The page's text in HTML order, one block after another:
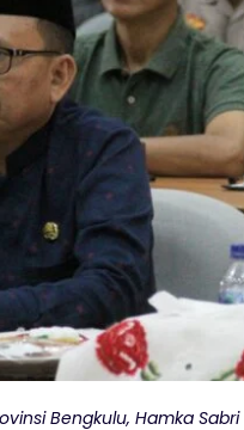
Bengkulu, Hamka Sabri